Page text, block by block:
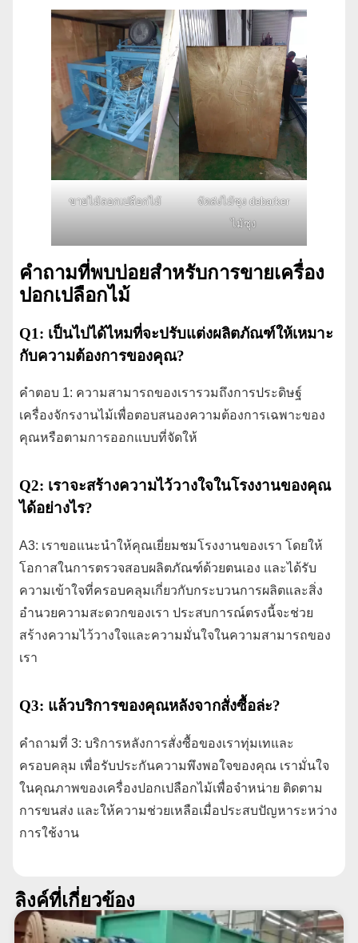
ขายไม้ลอกเปลือกไม้
จัดส่งไม้ซุง debarker
ไม้ซุง
คำถามที่พบบ่อยสำหรับการขายเครื่อง
ปอกเปลือกไม้
Q1: เป็นไปได้ไหมที่จะปรับแต่งผลิตภัณฑ์ให้เหมาะ
กับความต้องการของคุณ?
คำตอบ 1: ความสามารถของเรารวมถึงการประดิษฐ์
เครื่องจักรงานไม้เพื่อตอบสนองความต้องการเฉพาะของ
คุณหรือตามการออกแบบที่จัดให้
Q2: เราจะสร้างความไว้วางใจในโรงงานของคุณ
ได้อย่างไร?
A3: เราขอแนะนำให้คุณเยี่ยมชมโรงงานของเรา โดยให้
โอกาสในการตรวจสอบผลิตภัณฑ์ด้วยตนเอง และได้รับ
ความเข้าใจที่ครอบคลุมเกี่ยวกับกระบวนการผลิตและสิ่ง
อำนวยความสะดวกของเรา ประสบการณ์ตรงนี้จะช่วย
สร้างความไว้วางใจและความมั่นใจในความสามารถของ
เรา
Q3: แล้วบริการของคุณหลังจากสั่งซื้อล่ะ?
คำถามที่ 3: บริการหลังการสั่งซื้อของเราทุ่มเทและ
ครอบคลุม เพื่อรับประกันความพึงพอใจของคุณ เรามั่นใจ
ในคุณภาพของเครื่องปอกเปลือกไม้เพื่อจำหน่าย ติดตาม
การขนส่ง และให้ความช่วยเหลือเมื่อประสบปัญหาระหว่าง
การใช้งาน
ลิงค์ที่เกี่ยวข้อง